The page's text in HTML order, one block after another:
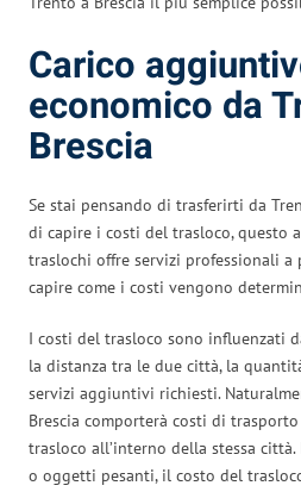
Carico
economico da
Brescia
Se stai pensando di trasferirti da
di capire i costi del trasloco, questo
traslochi offre servizi professionali a
capire come i costi vengono
I costi del trasloco sono influenzati
la distanza tra le due città, la
servizi aggiuntivi richiesti.
Brescia comporterà costi di
trasloco all’interno della stessa
o oggetti pesanti, il costo del